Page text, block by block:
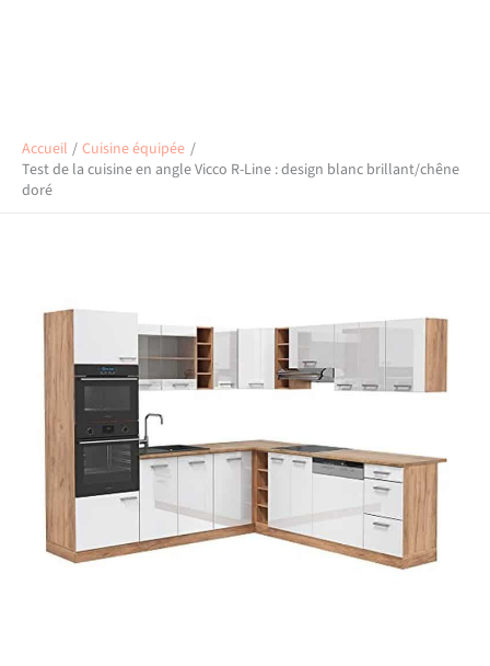
Accueil
Cuisine équipée
Test de la cuisine en angle Vicco R-Line : design blanc brillant/chêne
doré